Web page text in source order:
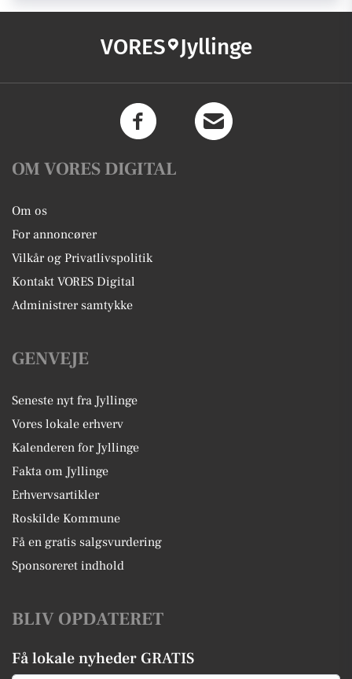
VORES Jyllinge
OM VORES DIGITAL
Om os
For annoncører
Vilkår og Privatlivspolitik
Kontakt VORES Digital
Administrer samtykke
GENVEJE
Seneste nyt fra Jyllinge
Vores lokale erhverv
Kalenderen for Jyllinge
Fakta om Jyllinge
Erhvervsartikler
Roskilde Kommune
Få en gratis salgsvurdering
Sponsoreret indhold
BLIV OPDATERET
Få lokale nyheder GRATIS